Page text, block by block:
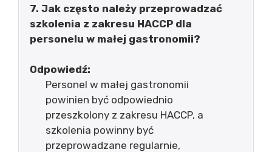
7. Jak często należy przeprowadzać
szkolenia z zakresu HACCP dla
personelu w małej gastronomii?
Odpowiedź:
Personel w małej gastronomii
powinien być odpowiednio
przeszkolony z zakresu HACCP, a
szkolenia powinny być
przeprowadzane regularnie,